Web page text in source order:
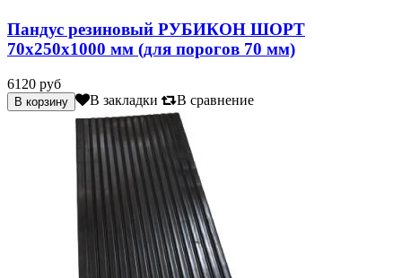
Пандус резиновый РУБИКОН ШОРТ
70х250х1000 мм (для порогов 70 мм)
6120 руб
В закладки В сравнение